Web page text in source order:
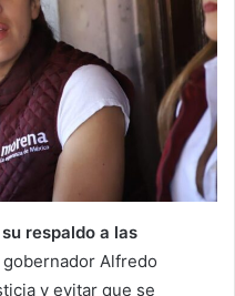
respaldo a las
gobernador Alfredo
y evitar que se